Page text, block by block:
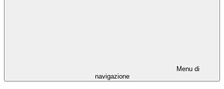
Menu di
navigazione